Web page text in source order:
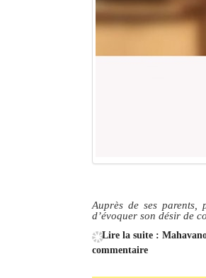
Auprès de ses parents,
d’évoquer son désir de
Lire la suite :
commentaire